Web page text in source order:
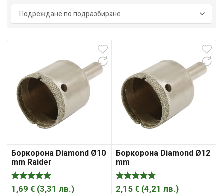
Боркорона Diamond Ø10
mm Raider
1,69 € (3,31 лв.)
Боркорона Diamond Ø12
mm
2,15 € (4,21 лв.)